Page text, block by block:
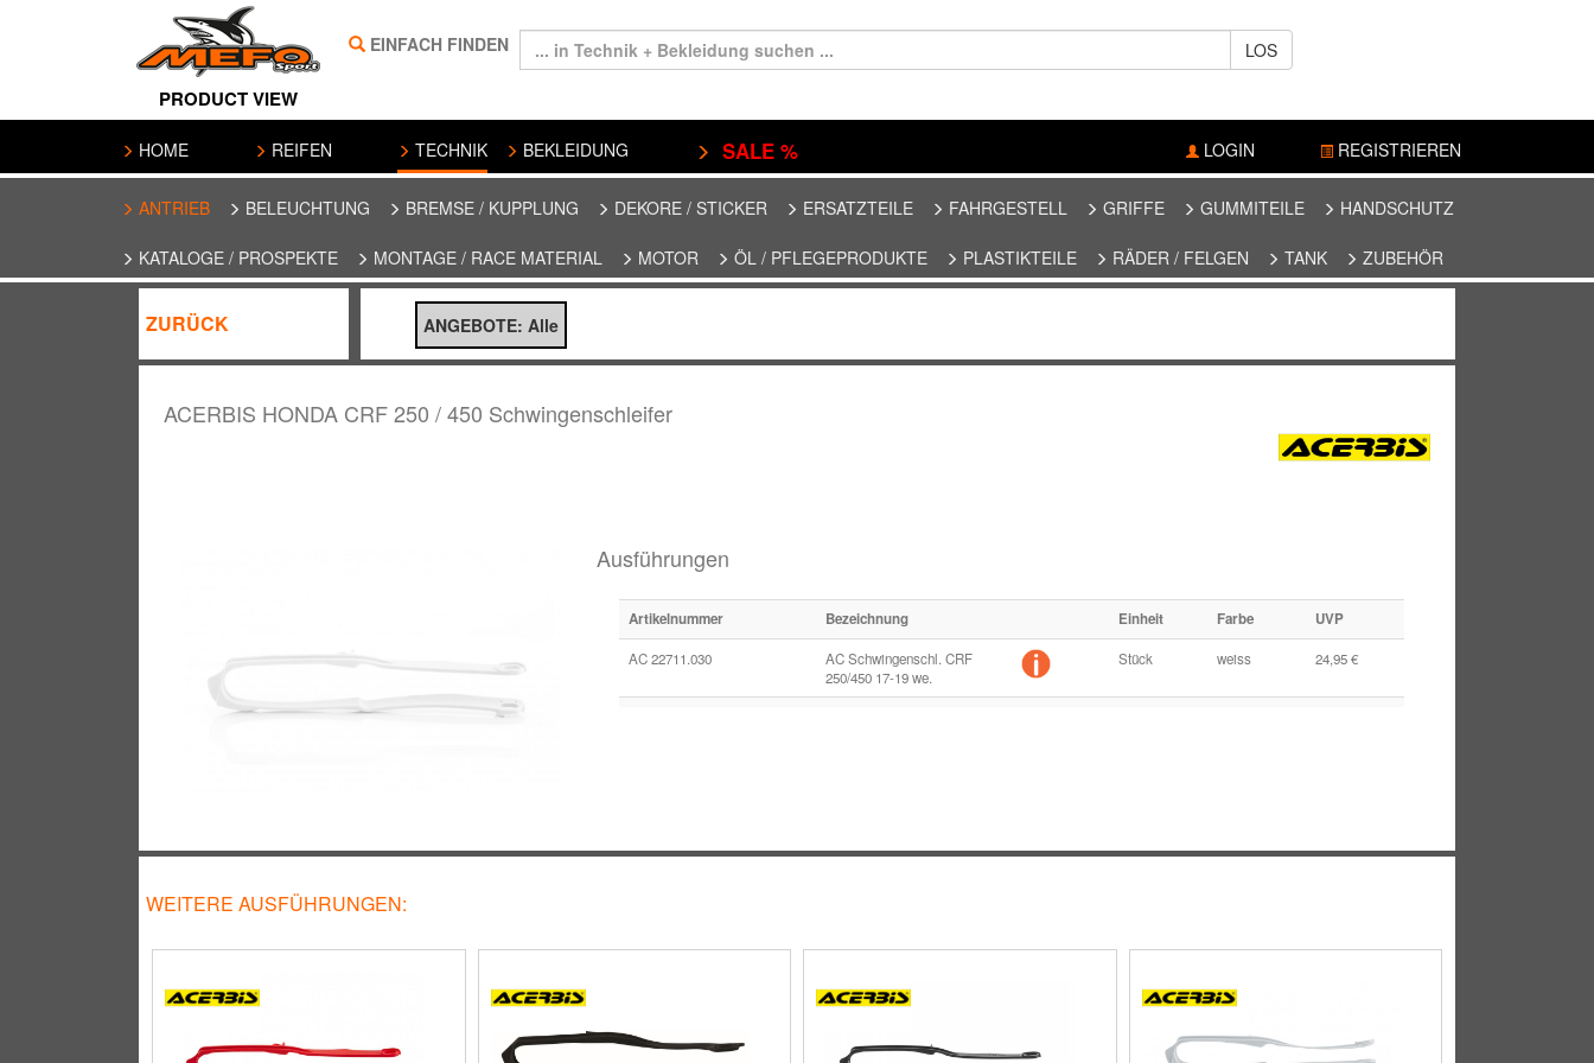
PRODUCT VIEW
EINFACH FINDEN LOS
HOME REIFEN TECHNIK BEKLEIDUNG SALE % LOGIN REGISTRIEREN
ANTRIEB BELEUCHTUNG BREMSE / KUPPLUNG DEKORE / STICKER ERSATZTEILE FAHRGESTELL GRIFFE GUMMITEILE HANDSCHUTZ
KATALOGE / PROSPEKTE MONTAGE / RACE MATERIAL MOTOR ÖL / PFLEGEPRODUKTE PLASTIKTEILE RÄDER / FELGEN TANK ZUBEHÖR
ZURÜCK ANGEBOTE: Alle
ACERBIS HONDA CRF 250 / 450 Schwingenschleifer
Ausführungen
Artikelnummer Bezeichnung Einheit Farbe UVP
AC 22711.030
AC Schwingenschl. CRF
250/450 17-19 we.
Stück weiss 24,95 €
WEITERE AUSFÜHRUNGEN: